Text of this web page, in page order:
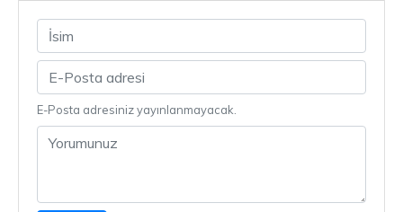
E-Posta adresiniz yayınlanmayacak.